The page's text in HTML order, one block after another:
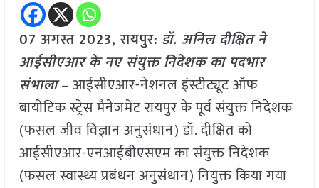
07 अगस्त 2023, रायपुर: डॉ. अनिल दीक्षित ने
आईसीएआर के नए संयुक्त निदेशक का पदभार
संभाला– आईसीएआर-नेशनल इंस्टीट्यूट ऑफ
बायोटिक स्ट्रेस मैनेजमेंट रायपुर के पूर्व संयुक्त निदेशक
(फसल जीव विज्ञान अनुसंधान) डॉ. दीक्षित को
आईसीएआर-एनआईबीएसएम का संयुक्त निदेशक
(फसल स्वास्थ्य प्रबंधन अनुसंधान) नियुक्त किया गया